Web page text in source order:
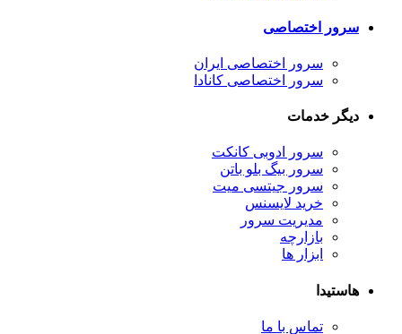
سرور اختصاصی
سرور اختصاصی ایران
سرور اختصاصی کانادا
دیگر خدمات
سرور ادوبی کانکت
سرور بیگ بلو باتن
سرور جیتسی میت
خرید لایسنس
مدیریت سرور
بازارچه
ابزار ها
هاستیدا
تماس با ما